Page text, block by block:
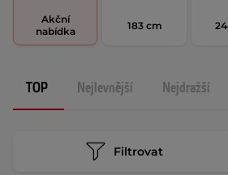
Akční
nabídka
183 cm
TOP Nejlevnější Nejdražší
Filtrovat